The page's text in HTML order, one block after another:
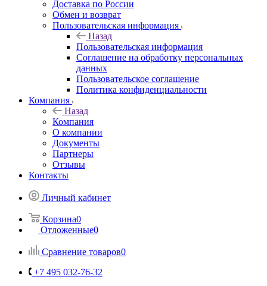
Доставка по России
Обмен и возврат
Пользовательская информация
Назад
Пользовательская информация
Соглашение на обработку персональных
данных
Пользовательское соглашение
Политика конфиденциальности
Компания
Назад
Компания
О компании
Документы
Партнеры
Отзывы
Контакты
Личный кабинет
Корзина0
Отложенные0
Сравнение товаров0
+7 495 032-76-32